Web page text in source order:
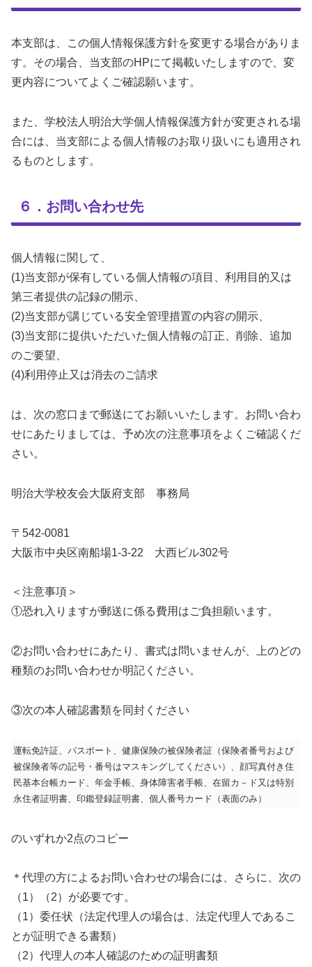
本支部は、この個人情報保護方針を変更する場合がありま
す。その場合、当支部のHPにて掲載いたしますので、変
更内容についてよくご確認願います。
また、学校法人明治大学個人情報保護方針が変更される場
合には、当支部による個人情報のお取り扱いにも適用され
るものとします。
６．お問い合わせ先
個人情報に関して、
(1)当支部が保有している個人情報の項目、利用目的又は
第三者提供の記録の開示、
(2)当支部が講じている安全管理措置の内容の開示、
(3)当支部に提供いただいた個人情報の訂正、削除、追加
のご要望、
(4)利用停止又は消去のご請求
は、次の窓口まで郵送にてお願いいたします。お問い合わ
せにあたりましては、予め次の注意事項をよくご確認くだ
さい。
明治大学校友会大阪府支部 事務局
〒542-0081
大阪市中央区南船場1-3-22 大西ビル302号
＜注意事項＞
①恐れ入りますが郵送に係る費用はご負担願います。
②お問い合わせにあたり、書式は問いませんが、上のどの
種類のお問い合わせか明記ください。
③次の本人確認書類を同封ください
運転免許証、パスポート、健康保険の被保険者証（保険者番号および
被保険者等の記号・番号はマスキングしてください）、顔写真付き住
民基本台帳カード、年金手帳、身体障害者手帳、在留カ－ド又は特別
永住者証明書、印鑑登録証明書、個人番号カード（表面のみ）
のいずれか2点のコピー
＊代理の方によるお問い合わせの場合には、さらに、次の
（1）（2）が必要です。
（1）委任状（法定代理人の場合は、法定代理人であるこ
とが証明できる書類）
（2）代理人の本人確認のための証明書類